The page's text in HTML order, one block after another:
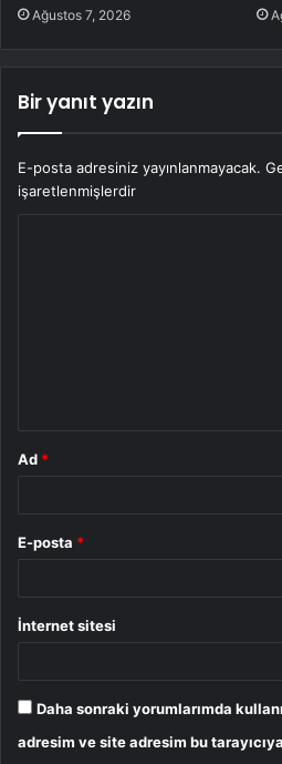
Ağustos 7, 2026
Bir yanıt yazın
E-posta adresiniz yayınlanmayacak.
işaretlenmişlerdir
Ad *
E-posta *
İnternet sitesi
Daha sonraki yorumlarımda
adresim ve site adresim bu